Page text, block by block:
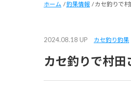
ホーム /釣果情報 /カセ釣りで村
2024.08.18 UP カセ釣り釣果
カセ釣りで村